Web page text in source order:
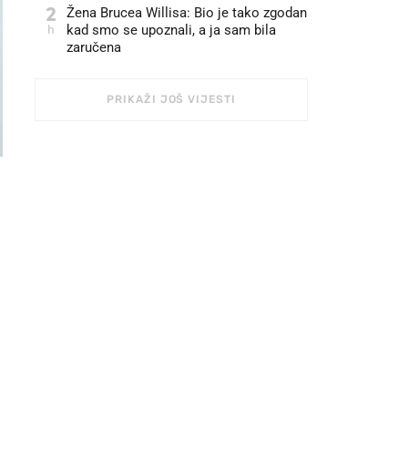
2
h
Žena Brucea Willisa: Bio je tako zgodan
kad smo se upoznali, a ja sam bila
zaručena
PRIKAŽI JOŠ VIJESTI